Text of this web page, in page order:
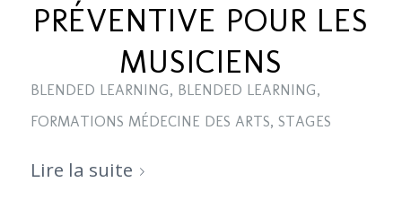
PRÉVENTIVE POUR LES
MUSICIENS
BLENDED LEARNING, BLENDED LEARNING,
FORMATIONS MÉDECINE DES ARTS, STAGES
Lire la suite